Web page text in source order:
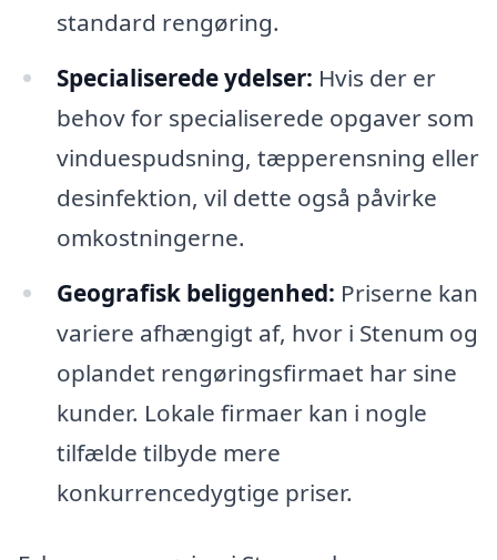
standard rengøring.
Specialiserede ydelser: Hvis der er
behov for specialiserede opgaver som
vinduespudsning, tæpperensning eller
desinfektion, vil dette også påvirke
omkostningerne.
Geografisk beliggenhed: Priserne kan
variere afhængigt af, hvor i Stenum og
oplandet rengøringsfirmaet har sine
kunder. Lokale firmaer kan i nogle
tilfælde tilbyde mere
konkurrencedygtige priser.